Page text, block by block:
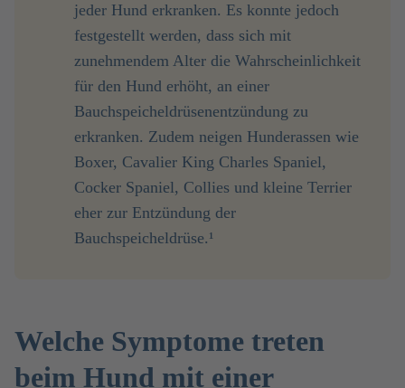
jeder Hund erkranken. Es konnte jedoch
festgestellt werden, dass sich mit
zunehmendem Alter die Wahrscheinlichkeit
für den Hund erhöht, an einer
Bauchspeicheldrüsenentzündung zu
erkranken. Zudem neigen Hunderassen wie
Boxer, Cavalier King Charles Spaniel,
Cocker Spaniel, Collies und kleine Terrier
eher zur Entzündung der
Bauchspeicheldrüse.¹
Welche Symptome treten
beim Hund mit einer